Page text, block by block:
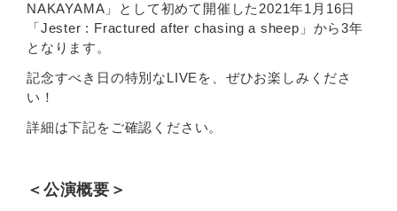
NAKAYAMA」として初めて開催した2021年1月16日
「Jester : Fractured after chasing a sheep」から3年
となります。
記念すべき日の特別なLIVEを、ぜひお楽しみくださ
い！
詳細は下記をご確認ください。
＜公演概要＞